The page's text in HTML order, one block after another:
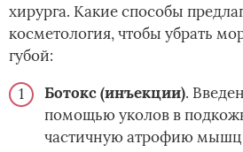
хирурга. Какие способы
косметология, чтобы убрать
губой:
Ботокс (инъекции).
помощью уколов в
частичную атрофию мышц